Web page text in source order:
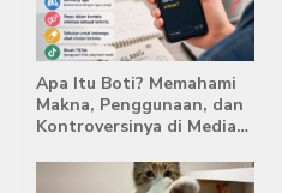
Apa Itu Boti? Memahami
Makna, Penggunaan, dan
Kontroversinya di Media